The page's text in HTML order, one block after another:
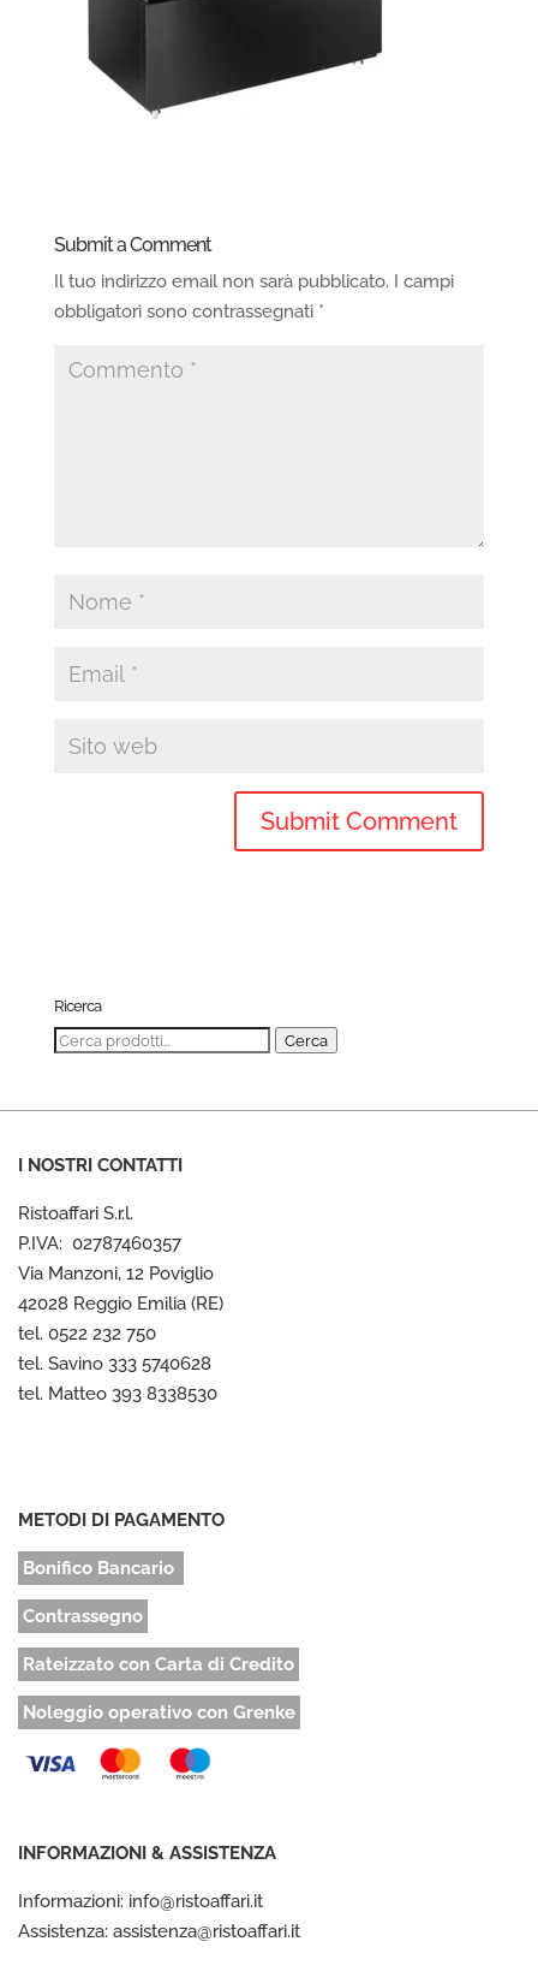
Submit a Comment
Il tuo indirizzo email non sarà pubblicato. I campi
obbligatori sono contrassegnati *
Ricerca
Cerca: Cerca
I NOSTRI CONTATTI
Ristoaffari S.r.l.
P.IVA: 02787460357
Via Manzoni, 12 Poviglio
42028 Reggio Emilia (RE)
tel. 0522 232 750
tel. Savino 333 5740628
tel. Matteo 393 8338530
METODI DI PAGAMENTO
Bonifico Bancario
Contrassegno
Rateizzato con Carta di Credito
Noleggio operativo con Grenke
INFORMAZIONI & ASSISTENZA
Informazioni: info@ristoaffari.it
Assistenza: assistenza@ristoaffari.it